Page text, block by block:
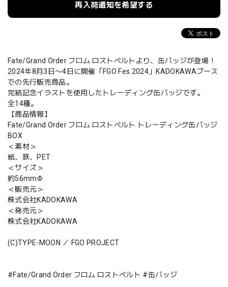
再入荷通知を希望する
Fate/Grand Order フロム ロストベルトより、缶バッジが登場！
2024年8月3日〜4日に開催「FGO Fes.2024」KADOKAWAブース
での先行販売商品。
完結記念イラストを使用したトレーディング缶バッジです。
全14種。
【商品情報】
Fate/Grand Order フロム ロストベルト トレーディング缶バッジ
BOX
＜素材＞
紙、鉄、PET
＜サイズ＞
約56mmΦ
＜販売元＞
株式会社KADOKAWA
＜発売元＞
株式会社KADOKAWA
(C)TYPE-MOON ／ FGO PROJECT
#Fate/Grand Order フロム ロストベルト #缶バッジ